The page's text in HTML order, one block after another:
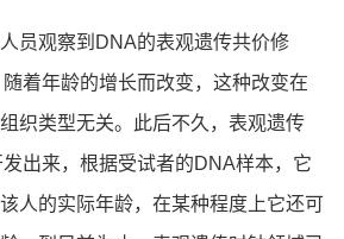
观察到DNA的表观遗传共价修
着年龄的增长而改变，这种改变在
织类型无关。此后不久，表观遗传
出来，根据受试者的DNA样本，它
人的实际年龄，在某种程度上它还可